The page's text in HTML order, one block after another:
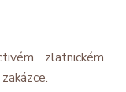
zlatnickém